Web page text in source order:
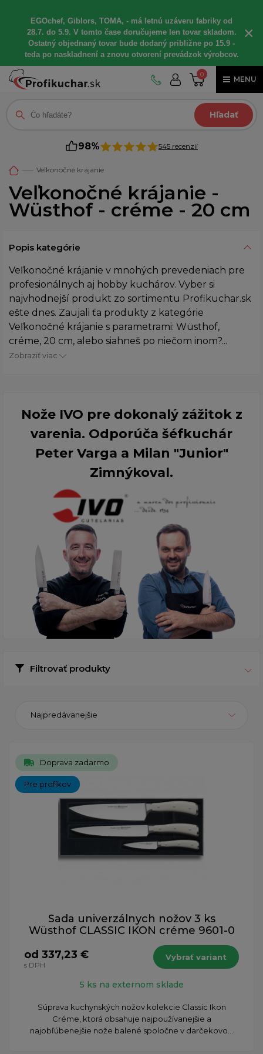
EGOchef, Giblors, TOMA, - má letnú uzáveru fabriky od
28.7. do 5.9. V tomto čase doručujeme len tovar skladom.
Ostatný objednaný tovar bude dodaný približne po 15.9 -
teda po naskladnení a znovu otvorení prevádzok výrobcov.
×
0
MENU
Hľadať
98% 545 recenzií
Veľkonočné krájanie
Veľkonočné krájanie -
Wüsthof - créme - 20 cm
Popis kategórie
Veľkonočné krájanie v mnohých prevedeniach pre
profesionálnych aj hobby kuchárov. Vyber si
najvhodnejší produkt zo sortimentu Profikuchar.sk
ešte dnes. Zaujali ťa produkty z kategórie
Veľkonočné krájanie s parametrami: Wüsthof,
créme, 20 cm, alebo siahneš po niečom inom?...
Zobraziť viac
Nože IVO pre dokonalý zážitok z
varenia. Odporúča šéfkuchár
Peter Varga a Milan "Junior"
Zimnýkoval.
Filtrovať produkty
Najpredávanejšie
Doprava zadarmo
Pre profíkov
Sada univerzálnych nožov 3 ks
Wüsthof CLASSIC IKON créme 9601-0
od 337,23 €
s DPH
Vybrať variant
5 ks na externom sklade
Súprava kuchynských nožov kolekcie Classic Ikon
Créme, ktorá obsahuje najpoužívanejšie a
najobľúbenejšie nože balené spoločne v darčekovo...